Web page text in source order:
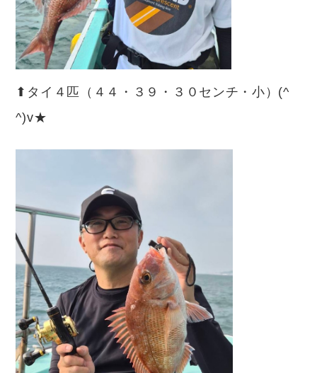
⬆︎タイ４匹（４４・３９・３０センチ・小）(^
^)v★